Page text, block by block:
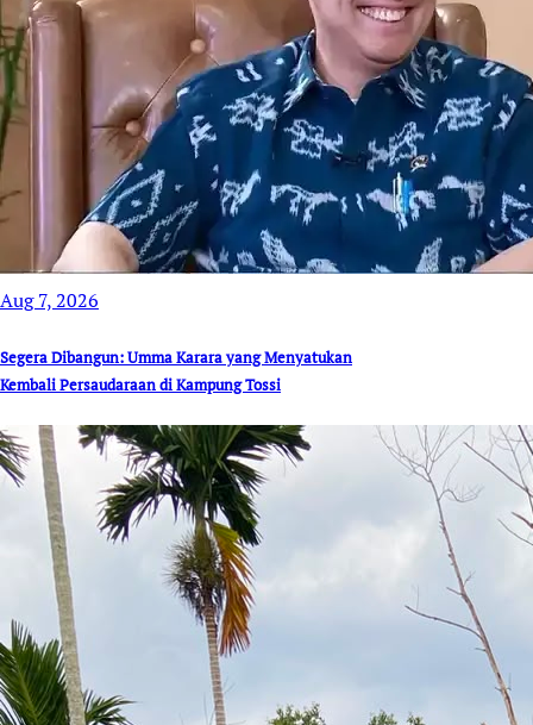
Aug 7, 2026
Segera Dibangun: Umma Karara yang Menyatukan
Kembali Persaudaraan di Kampung Tossi